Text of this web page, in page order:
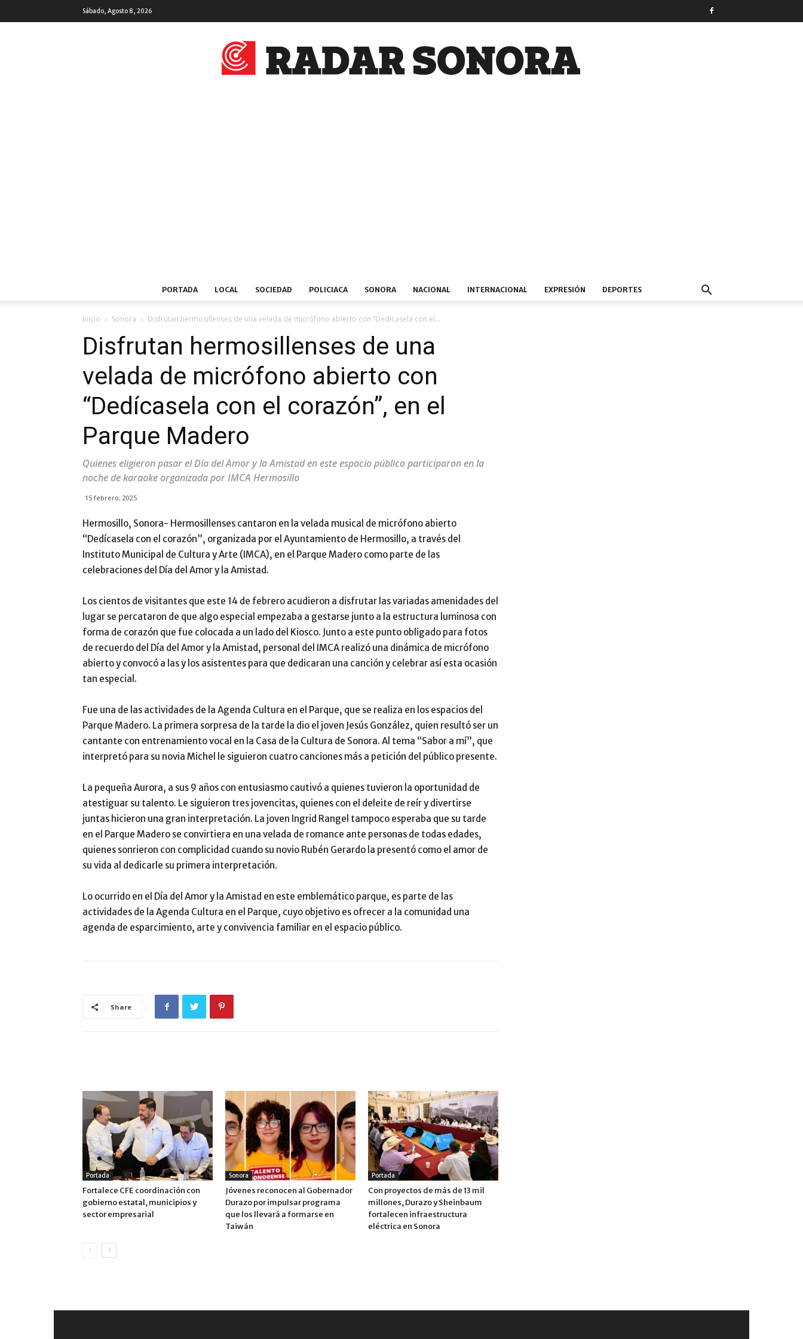
Sábado, Agosto 8, 2026
PORTADA LOCAL SOCIEDAD POLICIACA SONORA NACIONAL INTERNACIONAL EXPRESIÓN DEPORTES
Inicio Sonora Disfrutan hermosillenses de una velada de micrófono abierto con “Dedícasela con el...
Disfrutan hermosillenses de una
velada de micrófono abierto con
“Dedícasela con el corazón”, en el
Parque Madero
Quienes eligieron pasar el Día del Amor y la Amistad en este espacio público participaron en la
noche de karaoke organizada por IMCA Hermosillo
15 febrero, 2025
Hermosillo, Sonora- Hermosillenses cantaron en la velada musical de micrófono abierto
“Dedícasela con el corazón”, organizada por el Ayuntamiento de Hermosillo, a través del
Instituto Municipal de Cultura y Arte (IMCA), en el Parque Madero como parte de las
celebraciones del Día del Amor y la Amistad.
Los cientos de visitantes que este 14 de febrero acudieron a disfrutar las variadas amenidades del
lugar se percataron de que algo especial empezaba a gestarse junto a la estructura luminosa con
forma de corazón que fue colocada a un lado del Kiosco. Junto a este punto obligado para fotos
de recuerdo del Día del Amor y la Amistad, personal del IMCA realizó una dinámica de micrófono
abierto y convocó a las y los asistentes para que dedicaran una canción y celebrar así esta ocasión
tan especial.
Fue una de las actividades de la Agenda Cultura en el Parque, que se realiza en los espacios del
Parque Madero. La primera sorpresa de la tarde la dio el joven Jesús González, quien resultó ser un
cantante con entrenamiento vocal en la Casa de la Cultura de Sonora. Al tema “Sabor a mí”, que
interpretó para su novia Michel le siguieron cuatro canciones más a petición del público presente.
La pequeña Aurora, a sus 9 años con entusiasmo cautivó a quienes tuvieron la oportunidad de
atestiguar su talento. Le siguieron tres jovencitas, quienes con el deleite de reír y divertirse
juntas hicieron una gran interpretación. La joven Ingrid Rangel tampoco esperaba que su tarde
en el Parque Madero se convirtiera en una velada de romance ante personas de todas edades,
quienes sonrieron con complicidad cuando su novio Rubén Gerardo la presentó como el amor de
su vida al dedicarle su primera interpretación.
Lo ocurrido en el Día del Amor y la Amistad en este emblemático parque, es parte de las
actividades de la Agenda Cultura en el Parque, cuyo objetivo es ofrecer a la comunidad una
agenda de esparcimiento, arte y convivencia familiar en el espacio público.
Share
Portada
Fortalece CFE coordinación con
gobierno estatal, municipios y
sector empresarial
Sonora
Jóvenes reconocen al Gobernador
Durazo por impulsar programa
que los llevará a formarse en
Taiwán
Portada
Con proyectos de más de 13 mil
millones, Durazo y Sheinbaum
fortalecen infraestructura
eléctrica en Sonora